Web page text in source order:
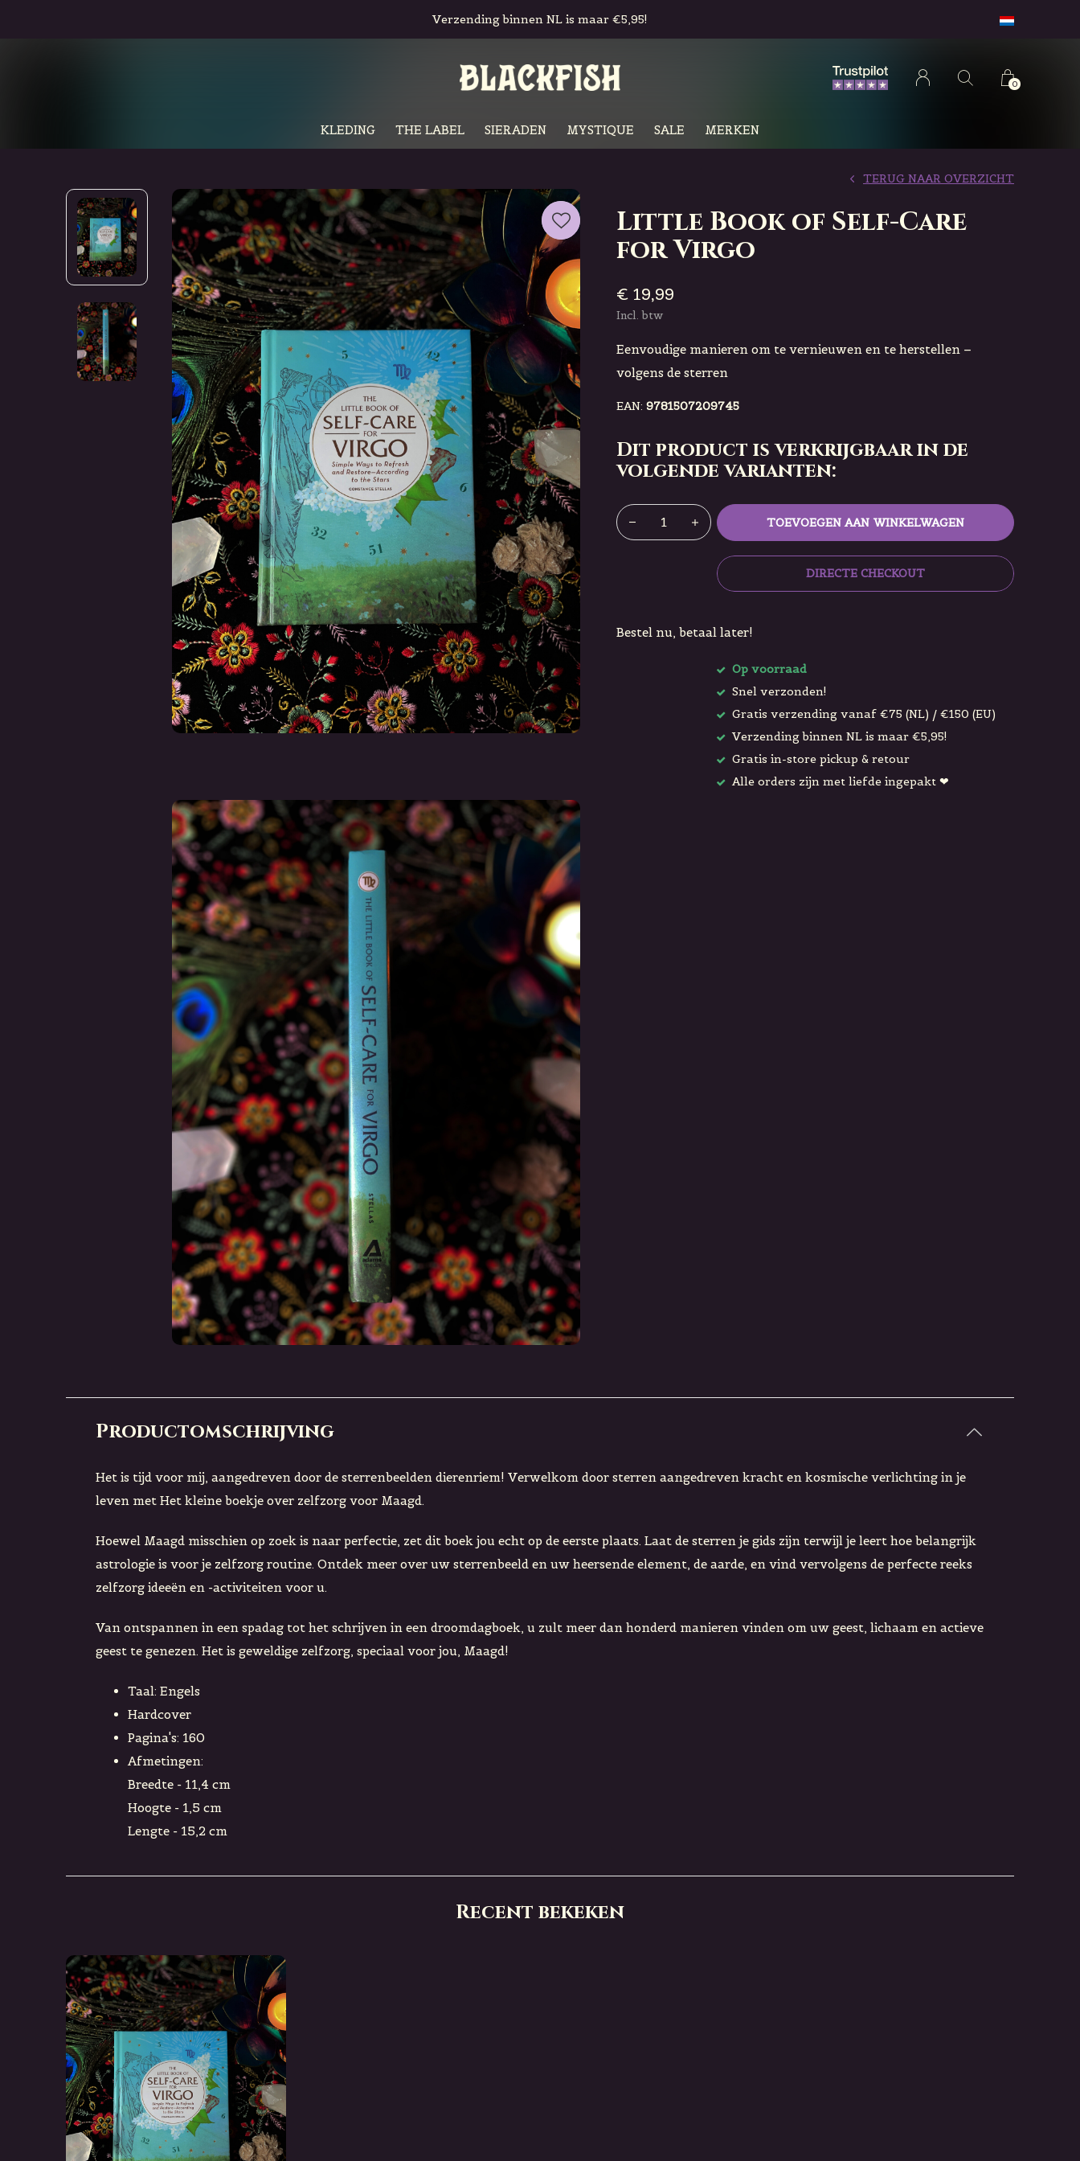
KLEDING THE LABEL SIERADEN MYSTIQUE SALE MERKEN
0
Gratis in-store pickup & retour
Little Book of Self-Care
for Virgo
TERUG NAAR OVERZICHT
€ 19,99
Incl. btw
Eenvoudige manieren om te vernieuwen en te herstellen –
volgens de sterren
EAN: 9781507209745
Dit product is verkrijgbaar in de
volgende varianten:
TOEVOEGEN AAN WINKELWAGEN
DIRECTE CHECKOUT
Bestel nu, betaal later!
Op voorraad
Snel verzonden!
Gratis verzending vanaf €75 (NL) / €150 (EU)
Verzending binnen NL is maar €5,95!
Gratis in-store pickup & retour
Alle orders zijn met liefde ingepakt ❤
Productomschrijving
Het is tijd voor mij, aangedreven door de sterrenbeelden dierenriem! Verwelkom door sterren aangedreven kracht en kosmische verlichting in je
leven met Het kleine boekje over zelfzorg voor Maagd.
Hoewel Maagd misschien op zoek is naar perfectie, zet dit boek jou echt op de eerste plaats. Laat de sterren je gids zijn terwijl je leert hoe belangrijk
astrologie is voor je zelfzorg routine. Ontdek meer over uw sterrenbeeld en uw heersende element, de aarde, en vind vervolgens de perfecte reeks
zelfzorg ideeën en -activiteiten voor u.
Van ontspannen in een spadag tot het schrijven in een droomdagboek, u zult meer dan honderd manieren vinden om uw geest, lichaam en actieve
geest te genezen. Het is geweldige zelfzorg, speciaal voor jou, Maagd!
Taal: Engels
Hardcover
Pagina's: 160
Afmetingen:
Breedte - 11,4 cm
Hoogte - 1,5 cm
Lengte - 15,2 cm
Recent bekeken